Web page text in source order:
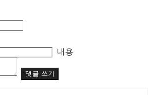
내용
댓글 쓰기